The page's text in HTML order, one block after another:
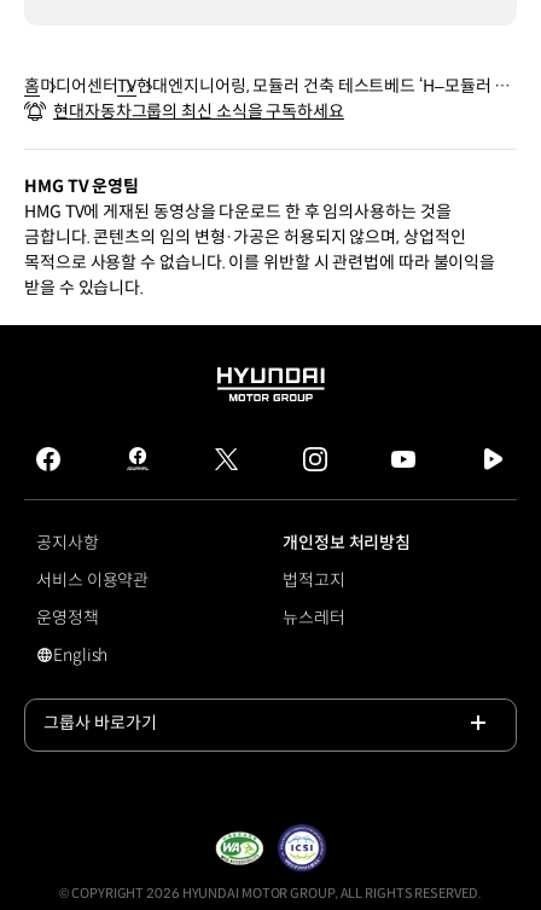
홈미디어센터TV현대엔지니어링, 모듈러 건축 테스트베드 ‘H–모듈러 랩’
오픈
현대자동차그룹의 최신 소식을 구독하세요
HMG TV 운영팀
HMG TV에 게재된 동영상을 다운로드 한 후 임의사용하는 것을
금합니다. 콘텐츠의 임의 변형·가공은 허용되지 않으며, 상업적인
목적으로 사용할 수 없습니다. 이를 위반할 시 관련법에 따라 불이익을
받을 수 있습니다.
HYUNDAI
GROUP
facebook
hmg
journal
twitter instagram
tv
공지사항
개인정보 처리방침
서비스 이용약관
법적고지
운영정책
뉴스레터
영문 사이트로 이동
English
그룹사 바로가기
© COPYRIGHT 2026 HYUNDAI MOTOR GROUP, ALL RIGHTS RESERVED.